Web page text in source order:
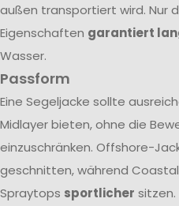
außen transportiert wird. Nur
Eigenschaften garantiert
Wasser.
Passform
Eine Segeljacke sollte
Midlayer bieten, ohne die
einzuschränken. Offshore-
geschnitten, während
Spraytops sportlicher